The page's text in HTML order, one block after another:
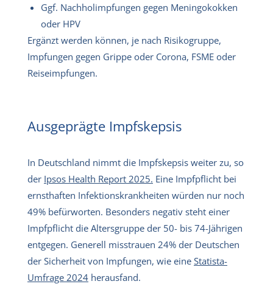
Ggf. Nachholimpfungen gegen Meningokokken
oder HPV
Ergänzt werden können, je nach Risikogruppe,
Impfungen gegen Grippe oder Corona, FSME oder
Reiseimpfungen.
Ausgeprägte Impfskepsis
In Deutschland nimmt die Impfskepsis weiter zu, so
der Ipsos Health Report 2025. Eine Impfpflicht bei
ernsthaften Infektionskrankheiten würden nur noch
49% befürworten. Besonders negativ steht einer
Impfpflicht die Altersgruppe der 50- bis 74-Jährigen
entgegen. Generell misstrauen 24% der Deutschen
der Sicherheit von Impfungen, wie eine Statista-
Umfrage 2024 herausfand.